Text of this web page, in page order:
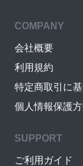
COMPANY
会社概要
利用規約
特定商取引に
個人情報保護
SUPPORT
ご利用ガイド